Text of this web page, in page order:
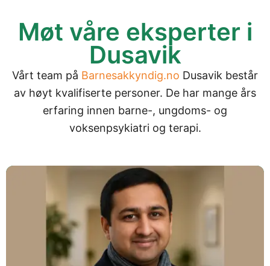
Møt våre eksperter i
Dusavik
Vårt team på Barnesakkyndig.no Dusavik består
av høyt kvalifiserte personer. De har mange års
erfaring innen barne-, ungdoms- og
voksenpsykiatri og terapi.